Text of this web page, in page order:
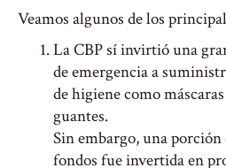
Veamos algunos de los
La CBP sí invirtió una
de emergencia a
de higiene como
guantes.
Sin embargo, una porción
fondos fue invertida en